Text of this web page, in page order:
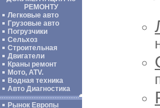
РЕМОНТУ
Легковые авто
Грузовые авто
Погрузчики
Сельхоз
Строительная
Двигатели
Краны ремонт
Мото, ATV.
Водная техника
Авто Диагностика
Рынок Европы